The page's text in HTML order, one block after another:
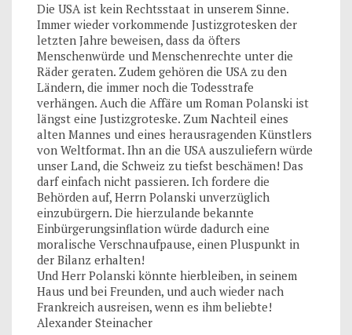
Die USA ist kein Rechtsstaat in unserem Sinne.
Immer wieder vorkommende Justizgrotesken der
letzten Jahre beweisen, dass da öfters
Menschenwürde und Menschenrechte unter die
Räder geraten. Zudem gehören die USA zu den
Ländern, die immer noch die Todesstrafe
verhängen. Auch die Affäre um Roman Polanski ist
längst eine Justizgroteske. Zum Nachteil eines
alten Mannes und eines herausragenden Künstlers
von Weltformat. Ihn an die USA auszuliefern würde
unser Land, die Schweiz zu tiefst beschämen! Das
darf einfach nicht passieren. Ich fordere die
Behörden auf, Herrn Polanski unverzüglich
einzubürgern. Die hierzulande bekannte
Einbürgerungsinflation würde dadurch eine
moralische Verschnaufpause, einen Pluspunkt in
der Bilanz erhalten!
Und Herr Polanski könnte hierbleiben, in seinem
Haus und bei Freunden, und auch wieder nach
Frankreich ausreisen, wenn es ihm beliebte!
Alexander Steinacher